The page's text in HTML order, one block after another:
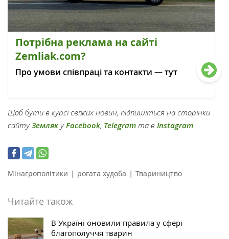
Потрібна реклама на сайті
Zemliak.com?
Про умови співпраці та контакти — тут
Щоб бути в курсі свіжих новин, підпишіться на сторінки
сайтуЗемлякуFacebook, Telegram та в Instagram.
Мінагрополітики | рогата худоба | Твариництво
Читайте також
В Україні оновили правила у сфері
благополуччя тварин